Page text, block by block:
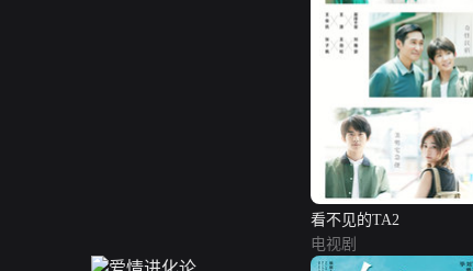
看不见的TA2
电视剧